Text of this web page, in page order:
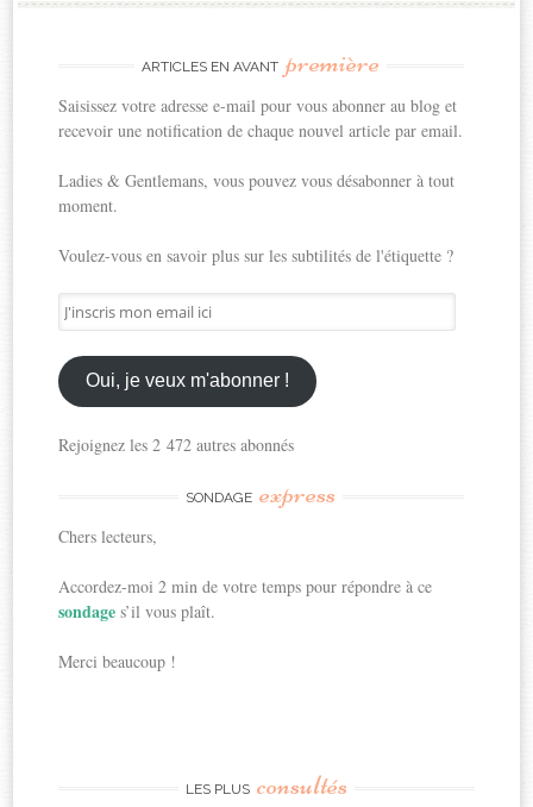
ARTICLES EN AVANT première
Saisissez votre adresse e-mail pour vous abonner au blog et
recevoir une notification de chaque nouvel article par email.
Ladies & Gentlemans, vous pouvez vous désabonner à tout
moment.
Voulez-vous en savoir plus sur les subtilités de l'étiquette ?
J'inscris
mon
email
ici
Oui, je veux m'abonner !
Rejoignez les 2 472 autres abonnés
SONDAGE express
Chers lecteurs,
Accordez-moi 2 min de votre temps pour répondre à ce
sondages’il vous plaît.
Merci beaucoup !
LES PLUS consultés